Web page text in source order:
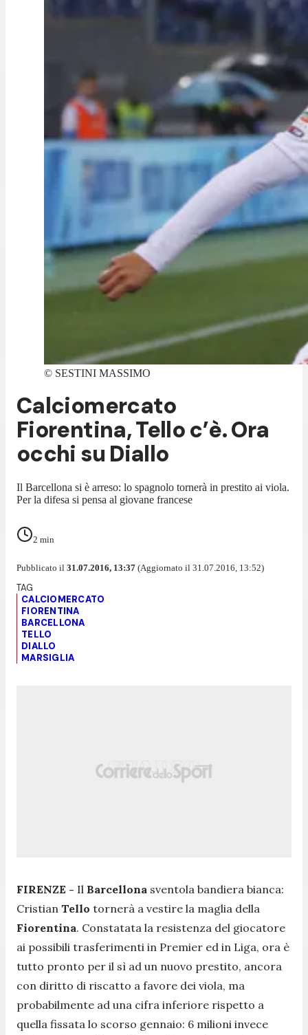
© SESTINI MASSIMO
Calciomercato
Fiorentina, Tello c’è. Ora
occhi su Diallo
Il Barcellona si è arreso: lo spagnolo tornerà in prestito ai viola.
Per la difesa si pensa al giovane francese
2 min
Pubblicato il 31.07.2016, 13:37 (Aggiornato il 31.07.2016, 13:52)
CALCIOMERCATO
FIORENTINA
BARCELLONA
TELLO
DIALLO
MARSIGLIA
FIRENZE - Il Barcellona sventola bandiera bianca:
Cristian Tello tornerà a vestire la maglia della
Fiorentina. Constatata la resistenza del giocatore
ai possibili trasferimenti in Premier ed in Liga, ora è
tutto pronto per il sì ad un nuovo prestito, ancora
con diritto di riscatto a favore dei viola, ma
probabilmente ad una cifra inferiore rispetto a
quella fissata lo scorso gennaio: 6 milioni invece